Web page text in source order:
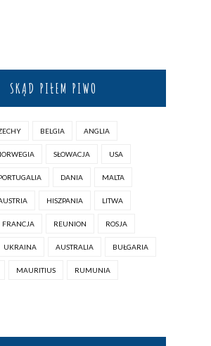
SKĄD PIŁEM PIWO
BELGIA ANGLIA
SŁOWACJA USA
DANIA MALTA
HISZPANIA LITWA
FRANCJA REUNION ROSJA
UKRAINA AUSTRALIA BUŁGARIA
MAURITIUS RUMUNIA